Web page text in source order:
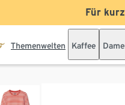
Für
Themenwelten Kaffee